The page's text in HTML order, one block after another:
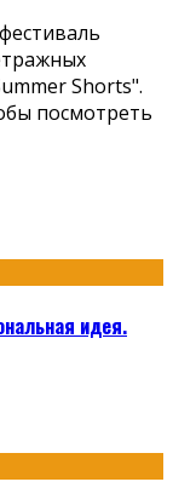
Shorts".
посмотреть
идея.